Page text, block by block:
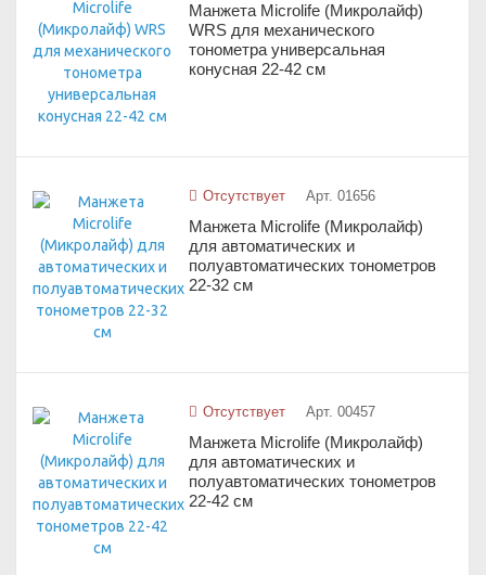
Манжета Microlife (Микролайф)
WRS для механического
тонометра универсальная
конусная 22-42 см
Отсутствует Арт. 01656
Манжета Microlife (Микролайф)
для автоматических и
полуавтоматических тонометров
22-32 см
Отсутствует Арт. 00457
Манжета Microlife (Микролайф)
для автоматических и
полуавтоматических тонометров
22-42 см